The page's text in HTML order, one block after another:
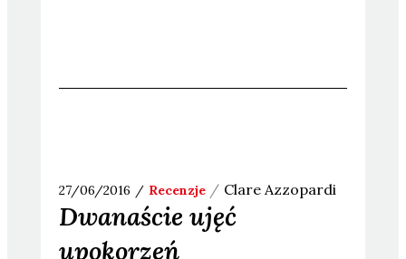
27/06/2016 Recenzje ClareAzzopardi
Dwanaście ujęć
upokorzeń